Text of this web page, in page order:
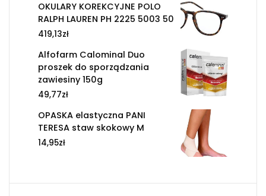
OKULARY KOREKCYJNE POLO
RALPH LAUREN PH 2225 5003 50
419,13zł
Alfofarm Calominal Duo
proszek do sporządzania
zawiesiny 150g
49,77zł
OPASKA elastyczna PANI
TERESA staw skokowy M
14,95zł